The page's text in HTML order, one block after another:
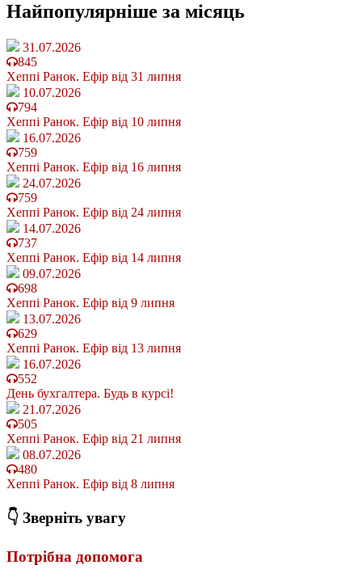
Найпопулярніше за місяць
31.07.2026
845
Хеппі Ранок. Ефір від 31 липня
10.07.2026
794
Хеппі Ранок. Ефір від 10 липня
16.07.2026
759
Хеппі Ранок. Ефір від 16 липня
24.07.2026
759
Хеппі Ранок. Ефір від 24 липня
14.07.2026
737
Хеппі Ранок. Ефір від 14 липня
09.07.2026
698
Хеппі Ранок. Ефір від 9 липня
13.07.2026
629
Хеппі Ранок. Ефір від 13 липня
16.07.2026
552
День бухгалтера. Будь в курсі!
21.07.2026
505
Хеппі Ранок. Ефір від 21 липня
08.07.2026
480
Хеппі Ранок. Ефір від 8 липня
👇 Зверніть увагу
Потрібна допомога